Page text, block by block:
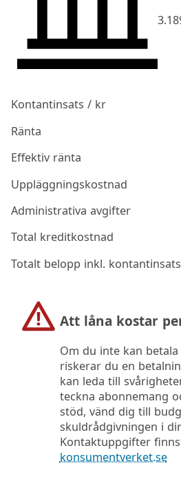
Kontantinsats / kr
Ränta
Effektiv ränta
Uppläggningskostnad
Administrativa avgifter
Total kreditkostnad
Totalt belopp inkl. kontantinsats
Att låna kostar
Om du inte kan
riskerar du en
kan leda till
teckna abonnemang
stöd, vänd dig till
skuldrådgivningen i
Kontaktuppgifter
konsumentverket.se